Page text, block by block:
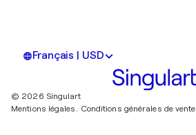
Français | USD
© 2026 Singulart
Mentions légales. Conditions générales de vente